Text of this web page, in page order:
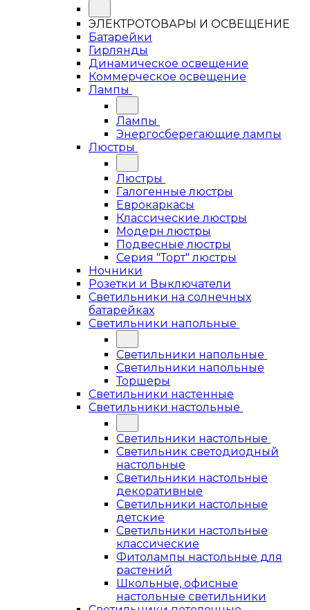
ЭЛЕКТРОТОВАРЫ И ОСВЕЩЕНИЕ
Батарейки
Гирлянды
Динамическое освещение
Коммерческое освещение
Лампы
Лампы
Энергосберегающие лампы
Люстры
Люстры
Галогенные люстры
Еврокаркасы
Классические люстры
Модерн люстры
Подвесные люстры
Серия "Торт" люстры
Ночники
Розетки и Выключатели
Светильники на солнечных
батарейках
Светильники напольные
Светильники напольные
Светильники напольные
Торшеры
Светильники настенные
Светильники настольные
Светильники настольные
Светильник светодиодный
настольные
Светильники настольные
декоративные
Светильники настольные
детские
Светильники настольные
классические
Фитолампы настольные для
растений
Школьные, офисные
настольные светильники